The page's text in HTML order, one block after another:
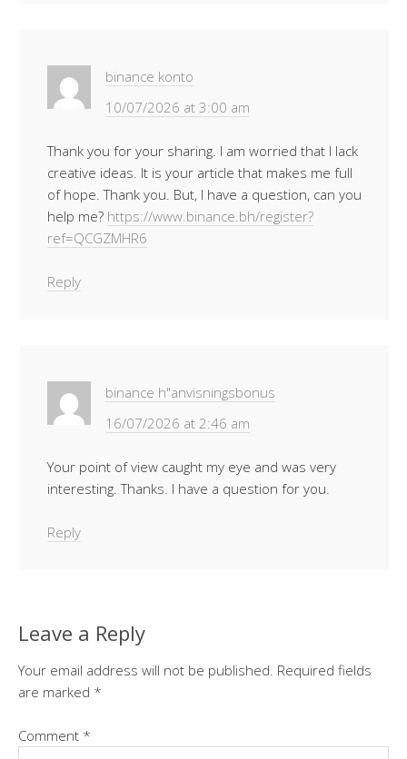
binance konto
10/07/2026 at 3:00 am
Thank you for your sharing. I am worried that I lack
creative ideas. It is your article that makes me full
of hope. Thank you. But, I have a question, can you
help me? https://www.binance.bh/register?
ref=QCGZMHR6
Reply
binance h"anvisningsbonus
16/07/2026 at 2:46 am
Your point of view caught my eye and was very
interesting. Thanks. I have a question for you.
Reply
Leave a Reply
Your email address will not be published. Required fields
are marked *
Comment *